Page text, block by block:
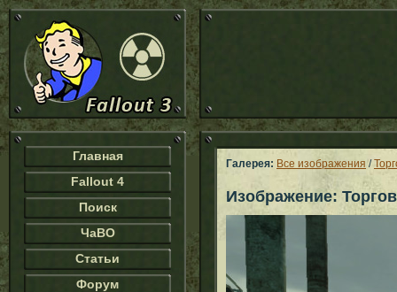
Главная
Fallout 4
Поиск
ЧаВО
Статьи
Форум
Галерея: Все изображения /
Изображение: